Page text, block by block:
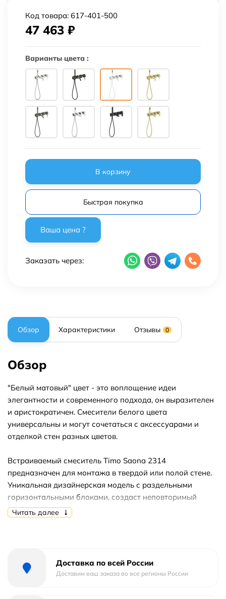
Код товара: 617-401-500
47 463 ₽
Варианты цвета :
В корзину
Быстрая покупка
Заказать через:
Обзор Характеристики Отзывы 0
Обзор
"Белый матовый" цвет - это воплощение идеи
элегантности и современного подхода, он выразителен
и аристократичен. Смесители белого цвета
универсальны и могут сочетаться с аксессуарами и
отделкой стен разных цветов.
Встраиваемый смеситель Timo Saona 2314
предназначен для монтажа в твердой или полой стене.
Уникальная дизайнерская модель с раздельными
горизонтальными блоками, создаст неповторимый
современный интерьер в ванной комнате. Основные
смеситель можно в любом месте. Стильная лейка-
карандаш удобна в использовании и фиксируется в
Читать далее
Доставка по всей России
Доставим ваш заказа во все регионы России